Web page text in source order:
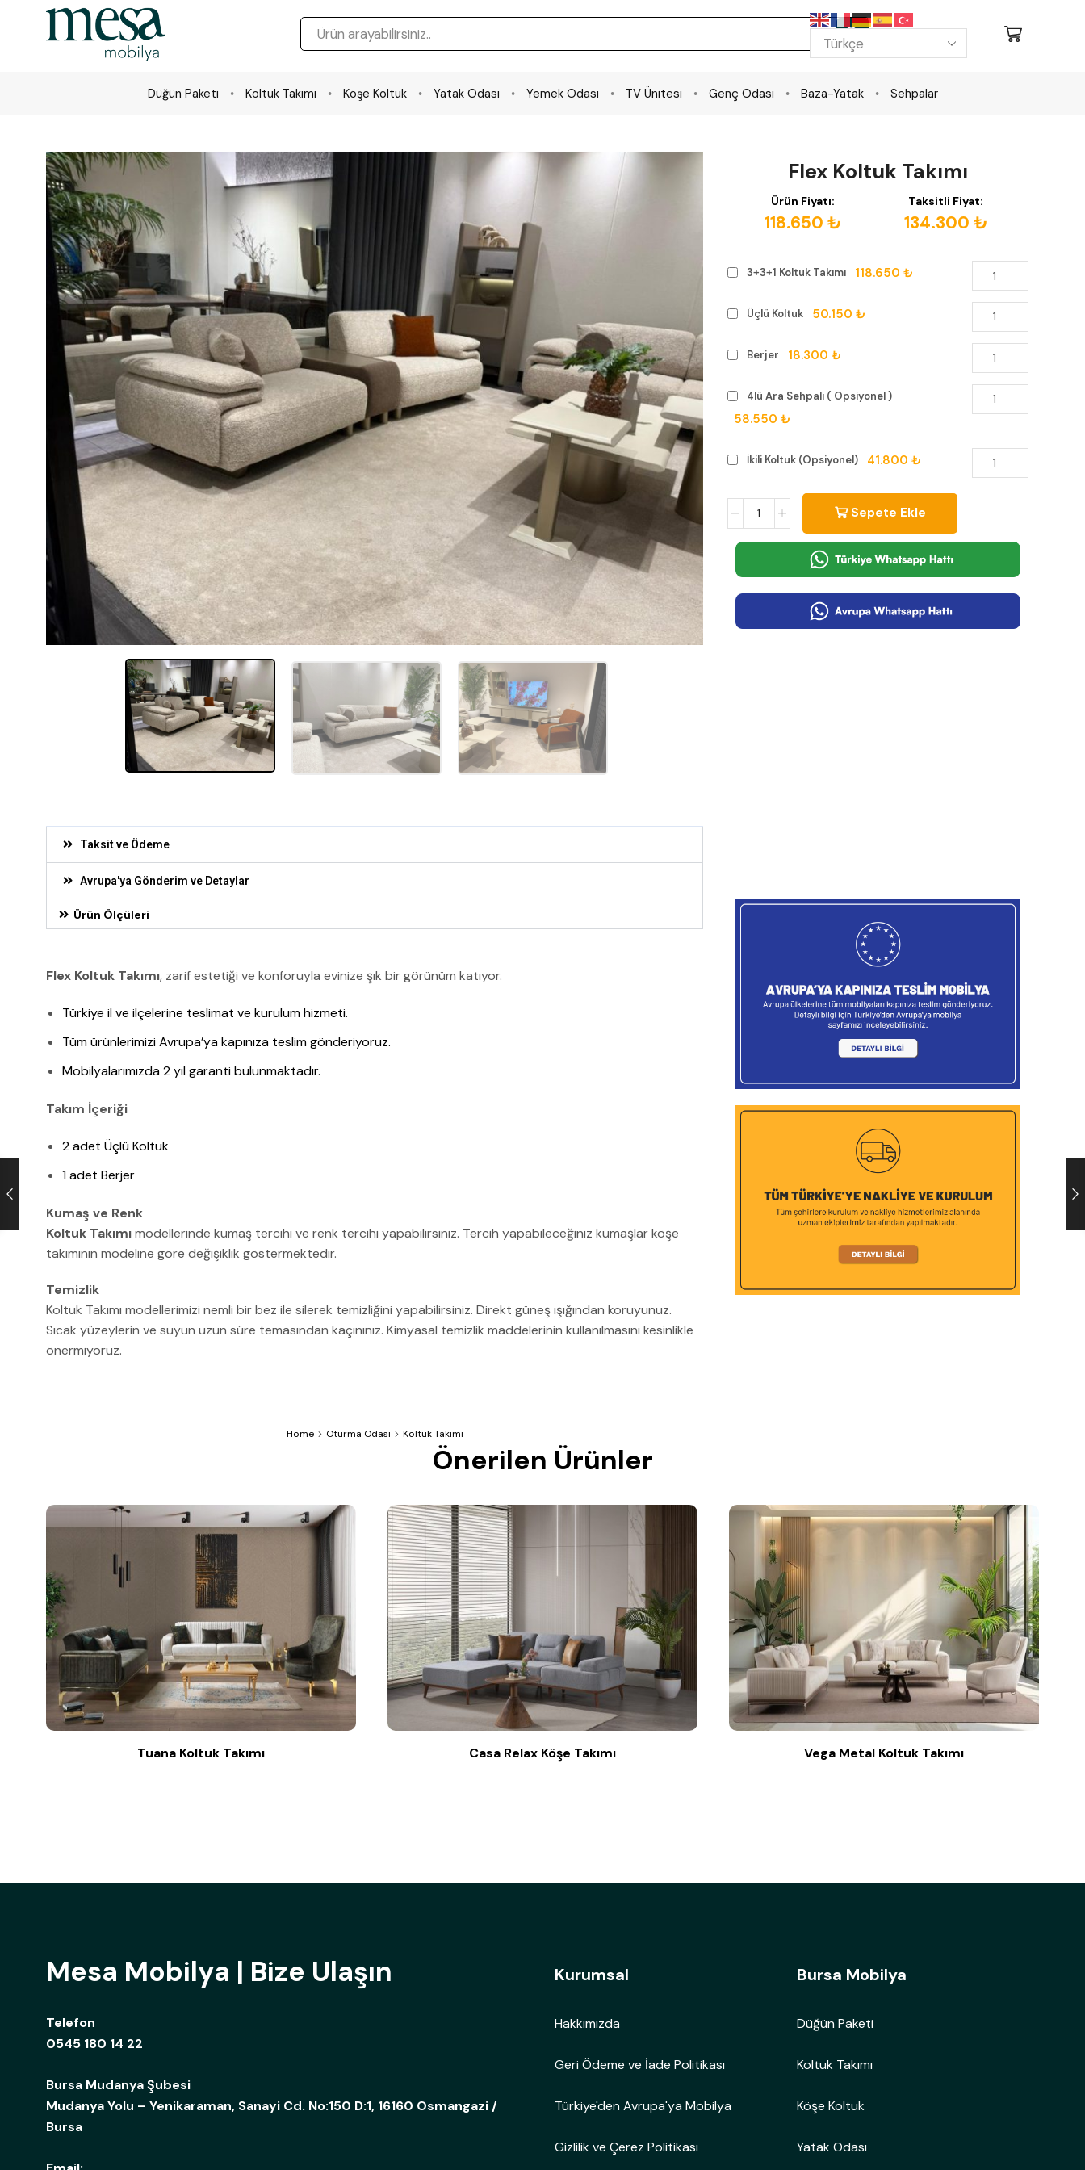
Düğün Paketi Koltuk Takımı Köşe Koltuk Yatak Odası Yemek Odası TV Ünitesi Genç Odası Baza-Yatak Sehpalar
Flex Koltuk Takımı
Ürün Fiyatı:
118.650 ₺
Taksitli Fiyat:
134.300 ₺
3+3+1 Koltuk Takımı 118.650 ₺
Üçlü Koltuk 50.150 ₺
Berjer 18.300 ₺
4lü Ara Sehpalı ( Opsiyonel )
58.550 ₺
İkili Koltuk (Opsiyonel) 41.800 ₺
Sepete Ekle
Taksit ve Ödeme
Avrupa'ya Gönderim ve Detaylar
Ürün Ölçüleri
Flex Koltuk Takımı, zarif estetiği ve konforuyla evinize şık bir görünüm katıyor.
Türkiye il ve ilçelerine teslimat ve kurulum hizmeti.
Tüm ürünlerimizi Avrupa’ya kapınıza teslim gönderiyoruz.
Mobilyalarımızda 2 yıl garanti bulunmaktadır.
Takım İçeriği
2 adet Üçlü Koltuk
1 adet Berjer
Kumaş ve Renk
Koltuk Takımımodellerinde kumaş tercihi ve renk tercihi yapabilirsiniz. Tercih yapabileceğiniz kumaşlar köşe
takımının modeline göre değişiklik göstermektedir.
Temizlik
Koltuk Takımı modellerimizi nemli bir bez ile silerek temizliğini yapabilirsiniz. Direkt güneş ışığından koruyunuz.
Sıcak yüzeylerin ve suyun uzun süre temasından kaçınınız. Kimyasal temizlik maddelerinin kullanılmasını kesinlikle
önermiyoruz.
Home Oturma Odası Koltuk Takımı
Önerilen Ürünler
Tuana Koltuk Takımı Casa Relax Köşe Takımı Vega Metal Koltuk Takımı
Mesa Mobilya | Bize Ulaşın
Telefon
0545 180 14 22
Bursa Mudanya Şubesi
Mudanya Yolu – Yenikaraman, Sanayi Cd. No:150 D:1, 16160 Osmangazi /
Bursa
Kurumsal
Hakkımızda
Geri Ödeme ve İade Politikası
Türkiye'den Avrupa'ya Mobilya
Gizlilik ve Çerez Politikası
Bursa Mobilya
Düğün Paketi
Koltuk Takımı
Köşe Koltuk
Yatak Odası